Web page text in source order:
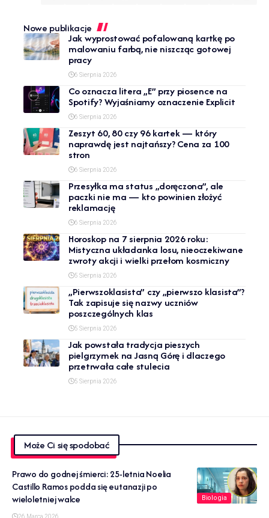
Nowe publikacje
Jak wyprostować pofalowaną kartkę po
malowaniu farbą, nie niszcząc gotowej
pracy
6 Sierpnia 2026
Co oznacza litera „E” przy piosence na
Spotify? Wyjaśniamy oznaczenie Explicit
6 Sierpnia 2026
Zeszyt 60, 80 czy 96 kartek — który
naprawdę jest najtańszy? Cena za 100
stron
6 Sierpnia 2026
Przesyłka ma status „doręczona”, ale
paczki nie ma — kto powinien złożyć
reklamację
6 Sierpnia 2026
Horoskop na 7 sierpnia 2026 roku:
Mistyczna układanka losu, nieoczekiwane
zwroty akcji i wielki przełom kosmiczny
5 Sierpnia 2026
„Pierwszoklasista” czy „pierwszo klasista”?
Tak zapisuje się nazwy uczniów
poszczególnych klas
5 Sierpnia 2026
Jak powstała tradycja pieszych
pielgrzymek na Jasną Górę i dlaczego
przetrwała całe stulecia
5 Sierpnia 2026
Może Ci się spodobać
Biologia
Prawo do godnej śmierci: 25-letnia Noelia
Castillo Ramos podda się eutanazji po
wieloletniej walce
26 Marca 2026